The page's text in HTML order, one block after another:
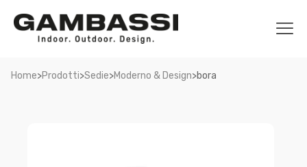
Home>Prodotti>Sedie>Moderno & Design>bora